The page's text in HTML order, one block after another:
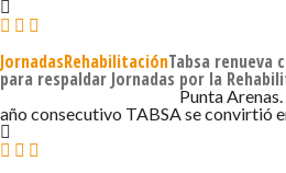
JornadasRehabilitaciónTabsa renueva
para respaldar Jornadas por la
8 DE AGOSTO DE 2025 - 3:51
Punta
año consecutivo TABSA se convirtió